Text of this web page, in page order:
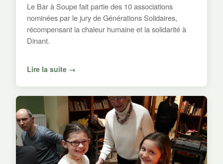
Le Bar à Soupe fait partie des 10 associations
nominées par le jury de Générations Solidaires,
récompensant la chaleur humaine et la solidarité à
Dinant.
Lire la suite →